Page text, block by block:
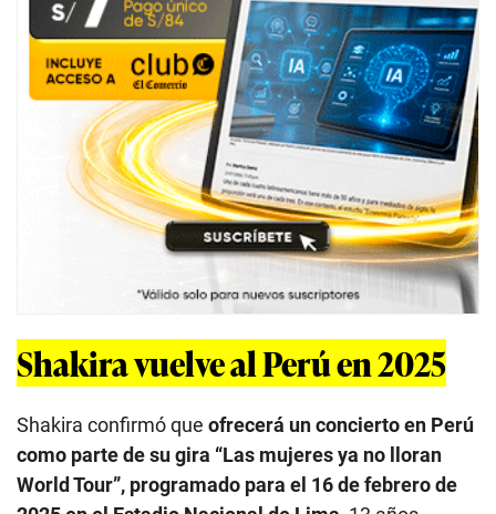
Shakira vuelve al Perú en 2025
Shakira confirmó que ofrecerá un concierto en Perú
como parte de su gira “Las mujeres ya no lloran
World Tour”, programado para el 16 de febrero de